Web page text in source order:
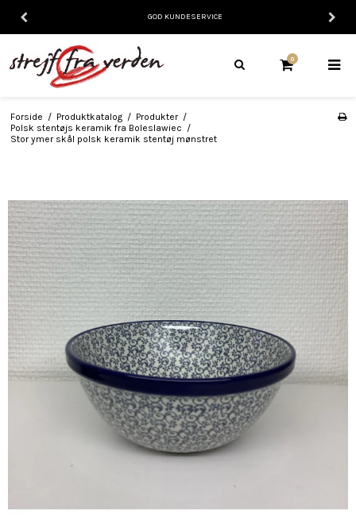
GOD KUNDESERVICE
0
Forside / Produktkatalog / Produkter /
Polsk stentøjs keramik fra Boleslawiec /
Stor ymer skål polsk keramik stentøj mønstret